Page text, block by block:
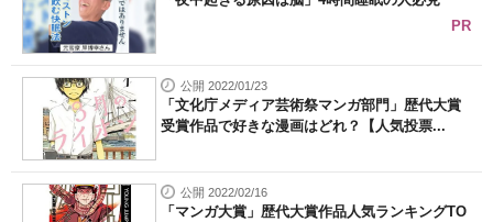
PR
公開 2022/01/23
「文化庁メディア芸術祭マンガ部門」歴代大賞
受賞作品で好きな漫画はどれ？【人気投票...
公開 2022/02/16
「マンガ大賞」歴代大賞作品人気ランキングTO